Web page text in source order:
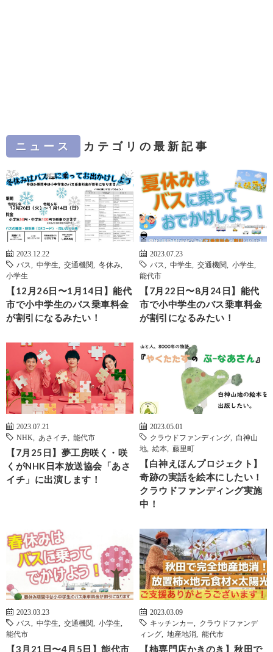
ニュース カテゴリの最新記事
2023.12.22
バス
中学生 交通機関 冬休み
小学生
【12月26日〜1月14日】能代
市で小中学生のバス乗車料金
が割引になるみたい！
2023.07.23
バス
中学生 交通機関 小学生
能代市
【7月22日〜8月24日】能代
市で小中学生のバス乗車料金
が割引になるみたい！
2023.07.21
NHK
あさイチ 能代市
【7月25日】夢工房咲く・咲
くがNHK日本放送協会「あさ
イチ」に出演します！
2023.05.01
クラウドファンディング
白神山
地
絵本 藤里町
【白神えほんプロジェクト】
奇跡の実話を絵本にしたい！
クラウドファンディング実施
中！
2023.03.23
バス
中学生 交通機関 小学生
能代市
【3月21日〜4月5日】能代市
2023.03.09
キッチンカー
クラウドファンデ
ィング
地産地消 能代市
【柿専門店かきのき】秋田で